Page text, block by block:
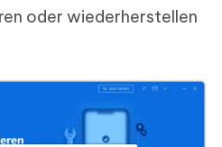
oder wiederherstellen